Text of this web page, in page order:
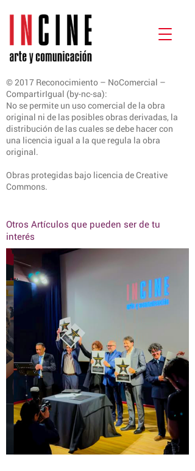
© 2017 Reconocimiento – NoComercial –
CompartirIgual (by-nc-sa):
No se permite un uso comercial de la obra
original ni de las posibles obras derivadas, la
distribución de las cuales se debe hacer con
una licencia igual a la que regula la obra
original.
Obras protegidas bajo licencia de Creative
Commons.
Otros Artículos que pueden ser de tu
interés